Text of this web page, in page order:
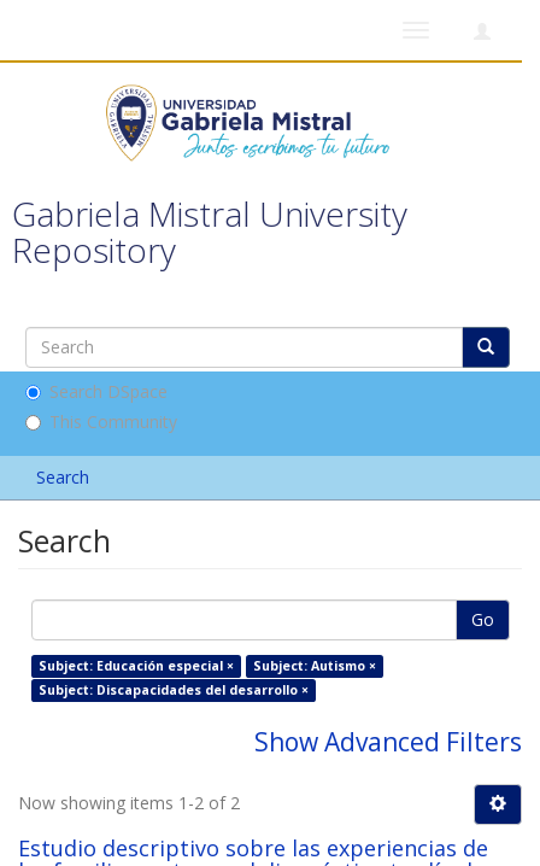
Gabriela Mistral University
Repository
Search DSpace
This Community
Search
Search
Go
Subject: Educación especial ×
Subject: Autismo ×
Subject: Discapacidades del desarrollo ×
Show Advanced Filters
Now showing items 1-2 of 2
Estudio descriptivo sobre las experiencias de